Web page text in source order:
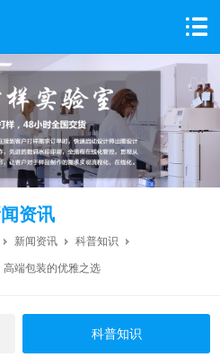
资讯
新闻资讯 科普知识
端包装的优雅之选
科普知识